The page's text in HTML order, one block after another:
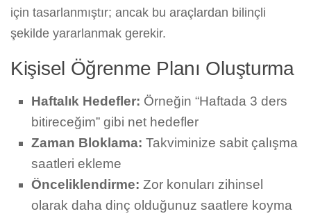
için tasarlanmıştır; ancak bu araçlardan bilinçli
şekilde yararlanmak gerekir.
Kişisel Öğrenme Planı Oluşturma
Haftalık Hedefler: Örneğin “Haftada 3 ders
bitireceğim” gibi net hedefler
Zaman Bloklama: Takviminize sabit çalışma
saatleri ekleme
Önceliklendirme: Zor konuları zihinsel
olarak daha dinç olduğunuz saatlere koyma